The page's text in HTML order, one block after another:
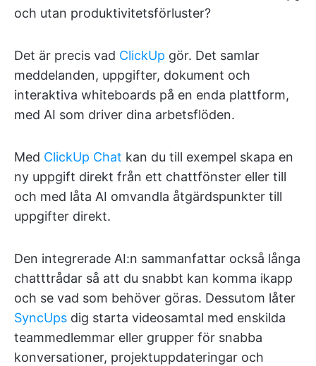
och utan produktivitetsförluster?
Det är precis vad ClickUp gör. Det samlar
meddelanden, uppgifter, dokument och
interaktiva whiteboards på en enda plattform,
med AI som driver dina arbetsflöden.
Med ClickUp Chat kan du till exempel skapa en
ny uppgift direkt från ett chattfönster eller till
och med låta AI omvandla åtgärdspunkter till
uppgifter direkt.
Den integrerade AI:n sammanfattar också långa
chatttrådar så att du snabbt kan komma ikapp
och se vad som behöver göras. Dessutom låter
SyncUps dig starta videosamtal med enskilda
teammedlemmar eller grupper för snabba
konversationer, projektuppdateringar och